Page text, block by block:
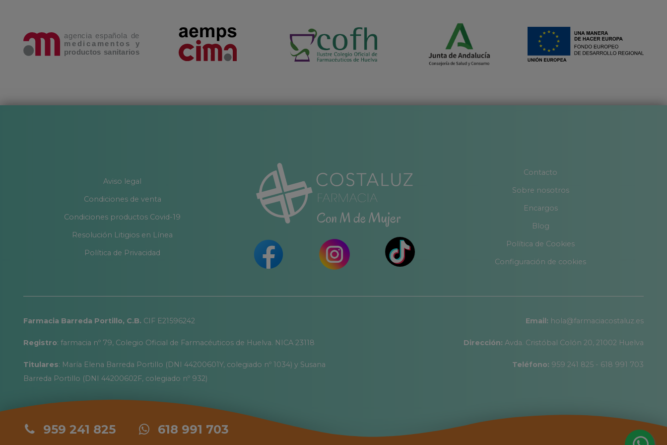
Aviso legal
Condiciones de venta
Condiciones productos Covid-19
Resolución Litigios en Línea
Política de Privacidad
Contacto
Sobre nosotros
Encargos
Blog
Política de Cookies
Configuración de cookies
Farmacia Barreda Portillo, C.B. CIF E21596242
Registro: farmacia nº 79, Colegio Oficial de Farmacéuticos de Huelva. NICA 23118
Titulares: María Elena Barreda Portillo (DNI 44200601Y, colegiado nº 1034) y Susana
Barreda Portillo (DNI 44200602F, colegiado nº 932)
Email: hola@farmaciacostaluz.es
Dirección: Avda. Cristóbal Colón 20, 21002 Huelva
Teléfono: 959 241 825 - 618 991 703
959 241 825 618 991 703